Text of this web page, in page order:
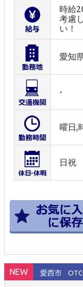
時給
考慮
い！
愛知
-
曜日,
日祝
NEW 愛西市